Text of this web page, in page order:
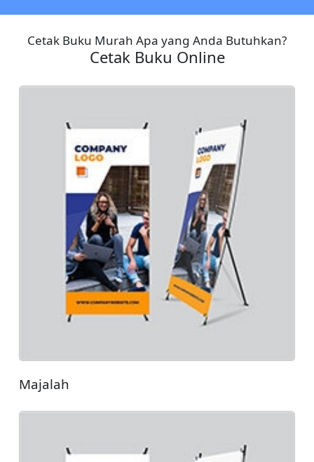
Cetak Buku Murah Apa yang Anda Butuhkan?
Cetak Buku Online
Majalah